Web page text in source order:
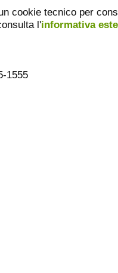
cookie tecnico per
l'informativa
1555